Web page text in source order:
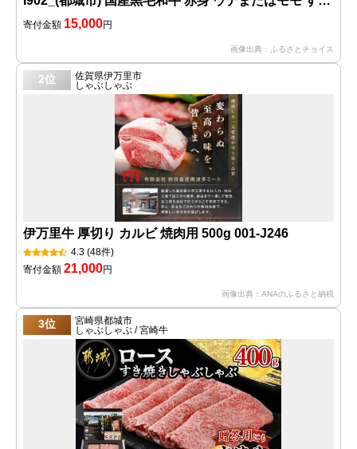
焼き しゃぶしゃぶ 500g×2パック
寄付金額 15,000円
画像出典：ふるさとチョイス
2位
佐賀県伊万里市
しゃぶしゃぶ
伊万里牛 厚切り カルビ 焼肉用 500g 001-J246
4.3 (48件)
寄付金額 21,000円
画像出典：ANAのふるさと納税
3位
宮崎県都城市
しゃぶしゃぶ / 宮崎牛